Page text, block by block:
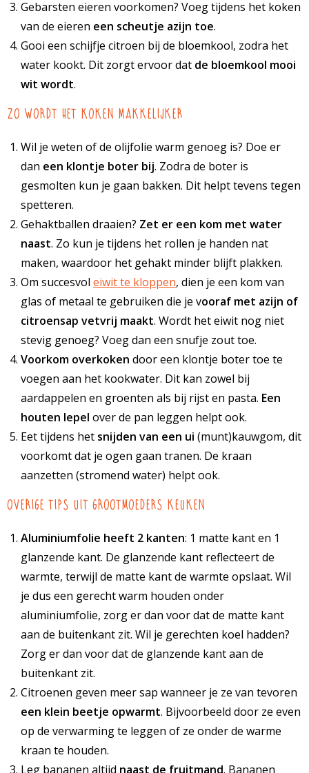
Gebarsten eieren voorkomen? Voeg tijdens het koken
van de eieren een scheutje azijn toe.
Gooi een schijfje citroen bij de bloemkool, zodra het
water kookt. Dit zorgt ervoor dat de bloemkool mooi
wit wordt.
Zo wordt het koken makkelijker
Wil je weten of de olijfolie warm genoeg is? Doe er
dan een klontje boter bij. Zodra de boter is
gesmolten kun je gaan bakken. Dit helpt tevens tegen
spetteren.
Gehaktballen draaien? Zet er een kom met water
naast. Zo kun je tijdens het rollen je handen nat
maken, waardoor het gehakt minder blijft plakken.
Om succesvol eiwit te kloppen, dien je een kom van
glas of metaal te gebruiken die je vooraf met azijn of
citroensap vetvrij maakt. Wordt het eiwit nog niet
stevig genoeg? Voeg dan een snufje zout toe.
Voorkom overkoken door een klontje boter toe te
voegen aan het kookwater. Dit kan zowel bij
aardappelen en groenten als bij rijst en pasta. Een
houten lepel over de pan leggen helpt ook.
Eet tijdens het snijden van een ui (munt)kauwgom, dit
voorkomt dat je ogen gaan tranen. De kraan
aanzetten (stromend water) helpt ook.
Overige tips uit grootmoeders keuken
Aluminiumfolie heeft 2 kanten: 1 matte kant en 1
glanzende kant. De glanzende kant reflecteert de
warmte, terwijl de matte kant de warmte opslaat. Wil
je dus een gerecht warm houden onder
aluminiumfolie, zorg er dan voor dat de matte kant
aan de buitenkant zit. Wil je gerechten koel hadden?
Zorg er dan voor dat de glanzende kant aan de
buitenkant zit.
Citroenen geven meer sap wanneer je ze van tevoren
een klein beetje opwarmt. Bijvoorbeeld door ze even
op de verwarming te leggen of ze onder de warme
kraan te houden.
Leg bananen altijd naast de fruitmand. Bananen